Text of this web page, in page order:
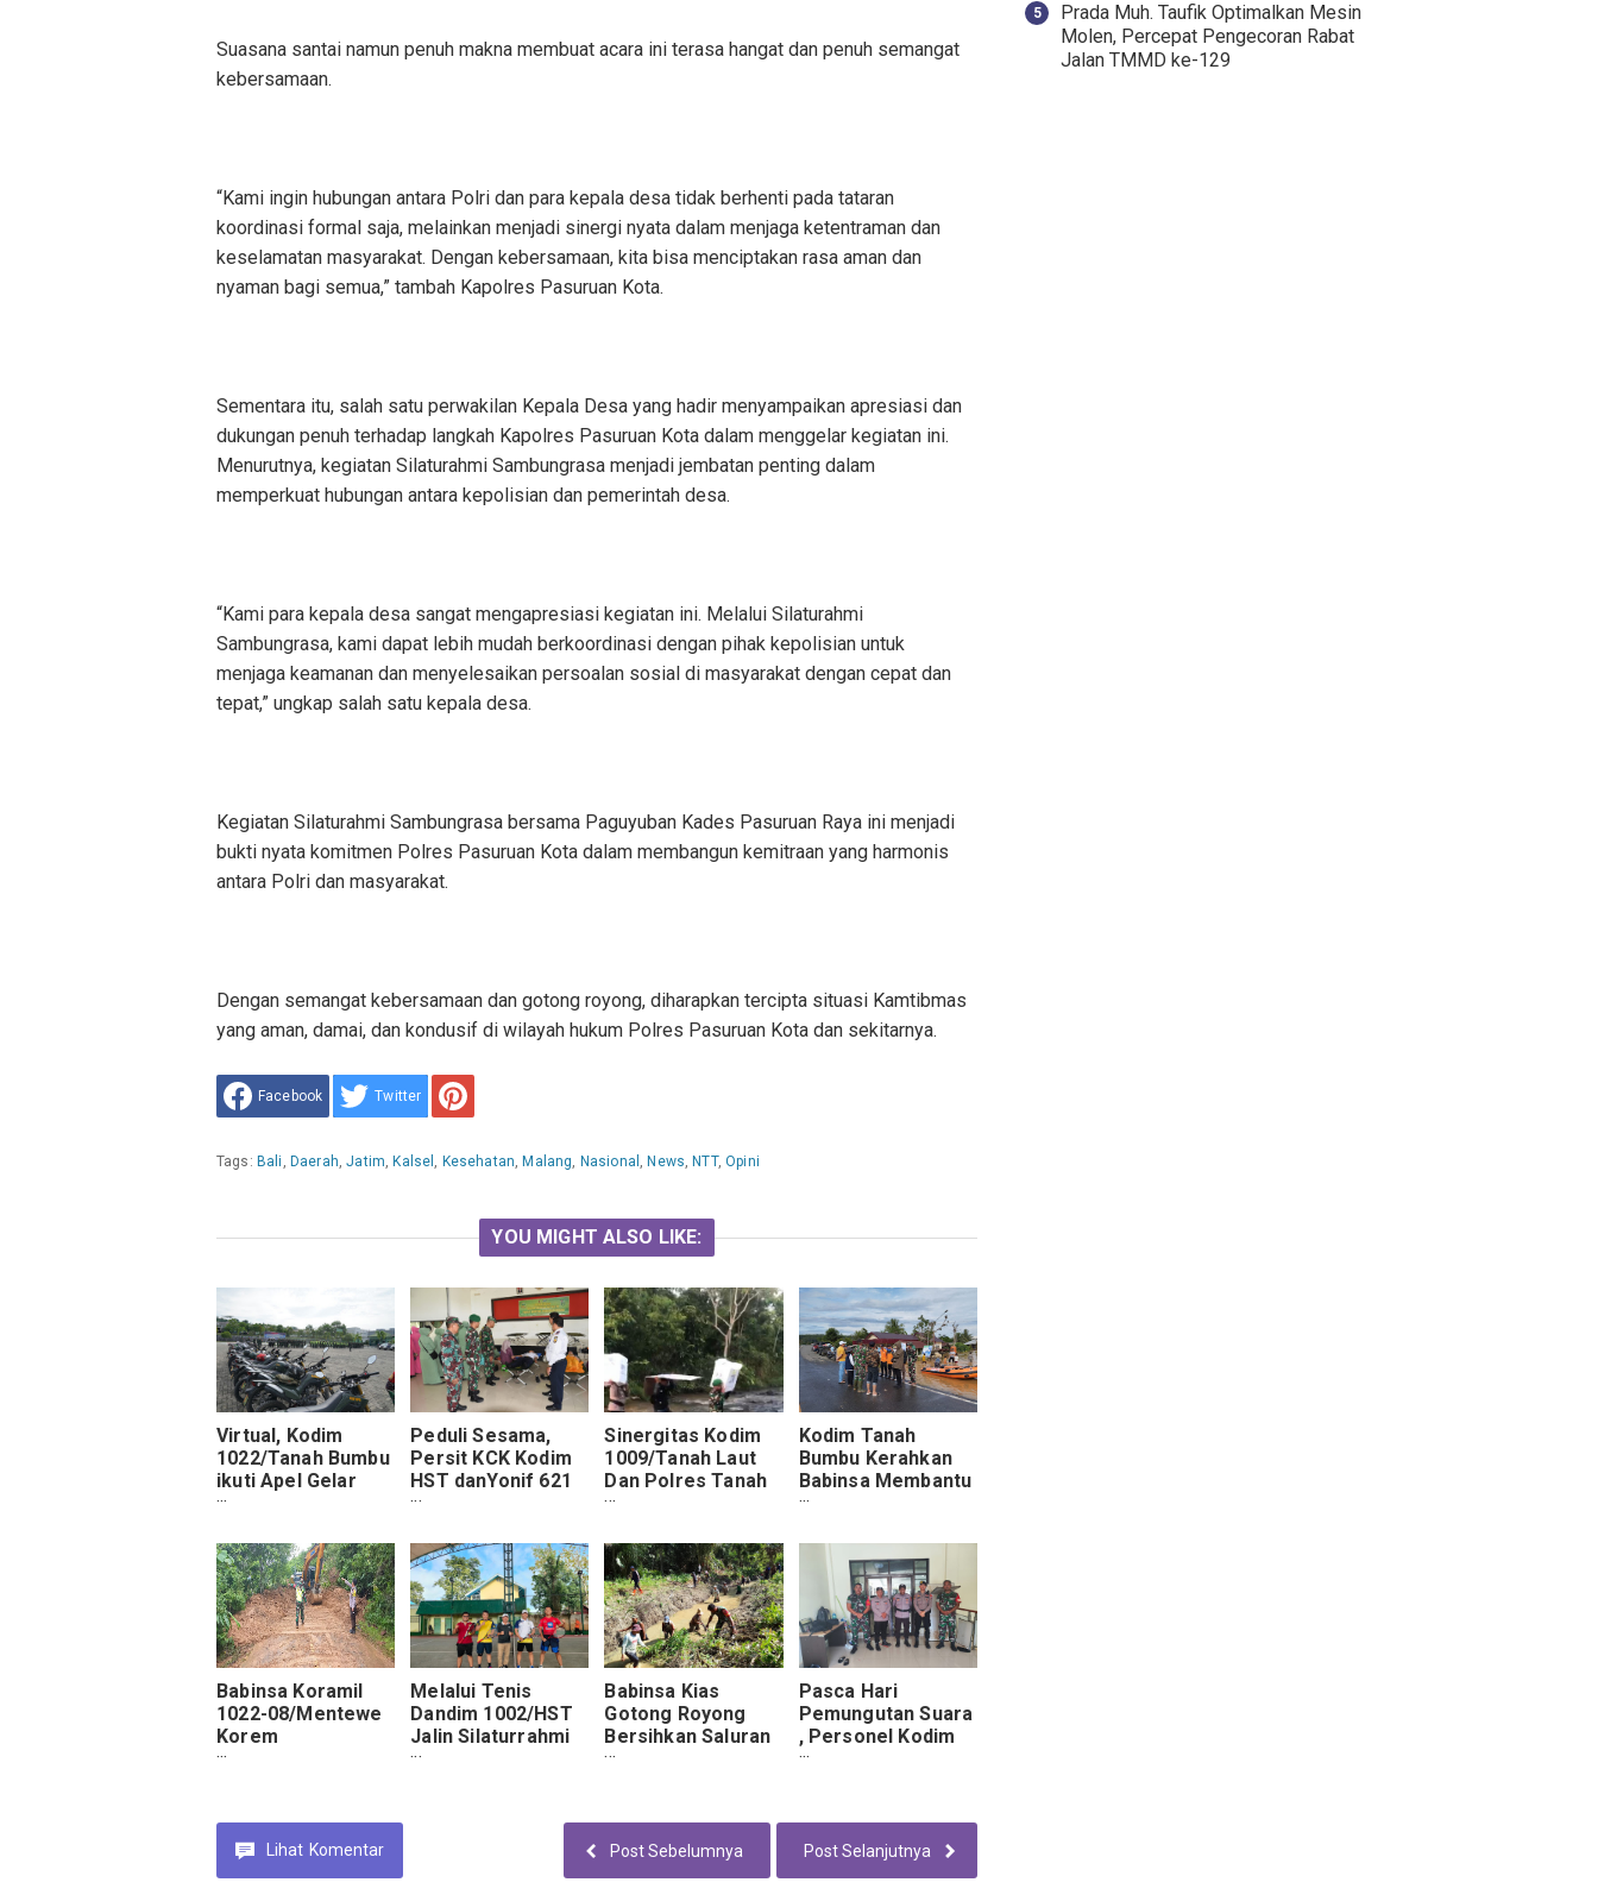
Suasana santai namun penuh makna membuat acara ini terasa hangat dan penuh semangat
kebersamaan.
“Kami ingin hubungan antara Polri dan para kepala desa tidak berhenti pada tataran
koordinasi formal saja, melainkan menjadi sinergi nyata dalam menjaga ketentraman dan
keselamatan masyarakat. Dengan kebersamaan, kita bisa menciptakan rasa aman dan
nyaman bagi semua,” tambah Kapolres Pasuruan Kota.
Sementara itu, salah satu perwakilan Kepala Desa yang hadir menyampaikan apresiasi dan
dukungan penuh terhadap langkah Kapolres Pasuruan Kota dalam menggelar kegiatan ini.
Menurutnya, kegiatan Silaturahmi Sambungrasa menjadi jembatan penting dalam
memperkuat hubungan antara kepolisian dan pemerintah desa.
“Kami para kepala desa sangat mengapresiasi kegiatan ini. Melalui Silaturahmi
Sambungrasa, kami dapat lebih mudah berkoordinasi dengan pihak kepolisian untuk
menjaga keamanan dan menyelesaikan persoalan sosial di masyarakat dengan cepat dan
tepat,” ungkap salah satu kepala desa.
Kegiatan Silaturahmi Sambungrasa bersama Paguyuban Kades Pasuruan Raya ini menjadi
bukti nyata komitmen Polres Pasuruan Kota dalam membangun kemitraan yang harmonis
antara Polri dan masyarakat.
Dengan semangat kebersamaan dan gotong royong, diharapkan tercipta situasi Kamtibmas
yang aman, damai, dan kondusif di wilayah hukum Polres Pasuruan Kota dan sekitarnya.
Facebook Twitter
Tags: Bali , Daerah,Jatim, Kalsel , Kesehatan, Malang, Nasional , News, NTT,Opini
YOU MIGHT ALSO LIKE:
Virtual, Kodim
1022/Tanah Bumbu
ikuti Apel Gelar
Pasukan
Jajaran Kodam
VI/Mulawarman
Peduli Sesama,
Persit KCK Kodim
HST danYonif 621
Gelar Baksos
Sinergitas Kodim
1009/Tanah Laut
Dan Polres Tanah
Laut Kawal Kotak
Kodim Tanah
Bumbu Kerahkan
Babinsa Membantu
Warga Terdampak
Babinsa Koramil
1022-08/Mentewe
Korem
101/Antasari
Kerja Bhakti
Bersihkan Jalan
Melalui Tenis
Dandim 1002/HST
Jalin Silaturrahmi
Dengan
Babinsa Kias
Gotong Royong
Bersihkan Saluran
Irigasi
Pasca Hari
Pemungutan Suara
, Personel Kodim
1009/Tanah Laut
KPUD
Lihat Komentar Post Selanjutnya
Post Sebelumnya
Prada Muh. Taufik Optimalkan Mesin
Molen, Percepat Pengecoran Rabat
Jalan TMMD ke-129